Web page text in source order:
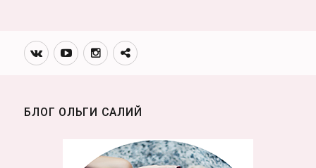
Вконтакте
YoutubeИнстаграмм
Телеграм
БЛОГ ОЛЬГИ САЛИЙ